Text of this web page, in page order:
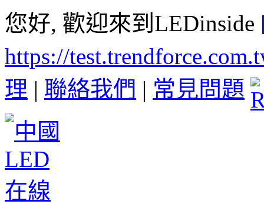
您好, 歡迎來到LEDinside
https://
理 | 聯絡我們 | 常見問題